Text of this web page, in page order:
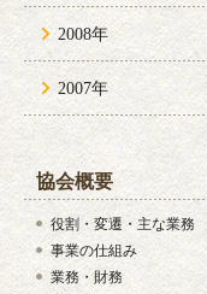
2008年
2007年
協会概要
役割・変遷・主な業務
事業の仕組み
業務・財務